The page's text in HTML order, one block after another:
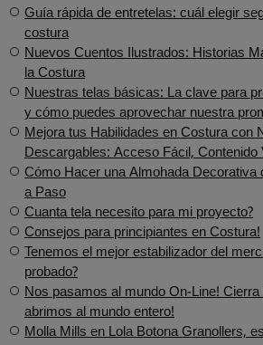
Guía rápida de entretelas: cuál elegir
costura
Nuevos Cuentos Ilustrados: Historias
la Costura
​Nuestras telas básicas: La clave para
y cómo puedes aprovechar nuestra
Mejora tus Habilidades en Costura con
Descargables: Acceso Fácil, Contenido
Cómo Hacer una Almohada Decorativa
a Paso
Cuanta tela necesito para mi proyecto?
Consejos para principiantes en Costura!
Tenemos el mejor estabilizador del
probado?
Nos pasamos al mundo On-Line!
abrimos al mundo entero!
Molla Mills en Lola Botona Granollers,